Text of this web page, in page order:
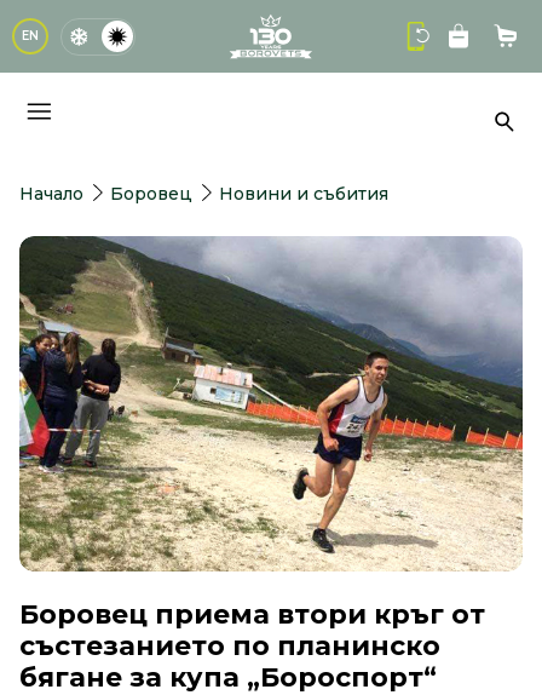
EN logo
Начало Боровец Новини и събития
Боровец приема втори кръг от
състезанието по планинско
бягане за купа „Бороспорт“